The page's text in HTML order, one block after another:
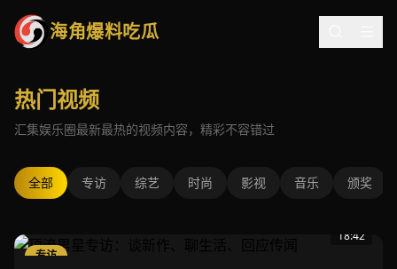
海角爆料吃瓜
热门视频
汇集娱乐圈最新最热的视频内容，精彩不容错过
全部 专访 综艺 时尚 影视 音乐 颁奖
18:42
专访